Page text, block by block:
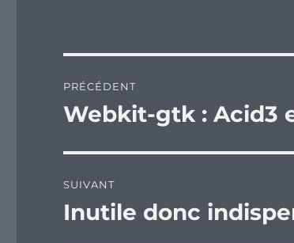
de
PRÉCÉDENT
Publication
Webkit-gtk : Acid3
SUIVANT
Publication
Inutile donc